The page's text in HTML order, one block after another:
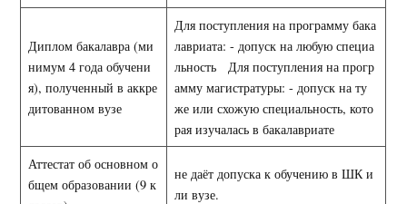
Диплом бакалавра (ми
нимум 4 года обучени
я), полученный в аккре
дитованном вузе
Для поступления на программу бака
лавриата: - допуск на любую специа
льность Для поступления на прогр
амму магистратуры: - допуск на ту
же или схожую специальность, кото
рая изучалась в бакалавриате
Аттестат об основном о
бщем образовании (9 к
не даёт допуска к обучению в ШК и
ли вузе.